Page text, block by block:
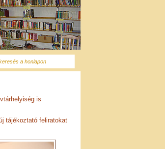
is
tájékoztató feliratokat